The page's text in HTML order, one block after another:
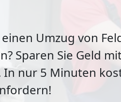
einen Umzug von
Sparen Sie Geld
In nur 5 Minuten